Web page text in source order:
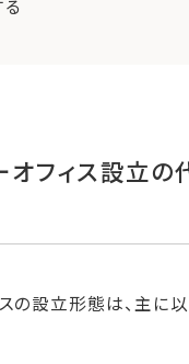
オフィス設立の
スの設立形態は、主に